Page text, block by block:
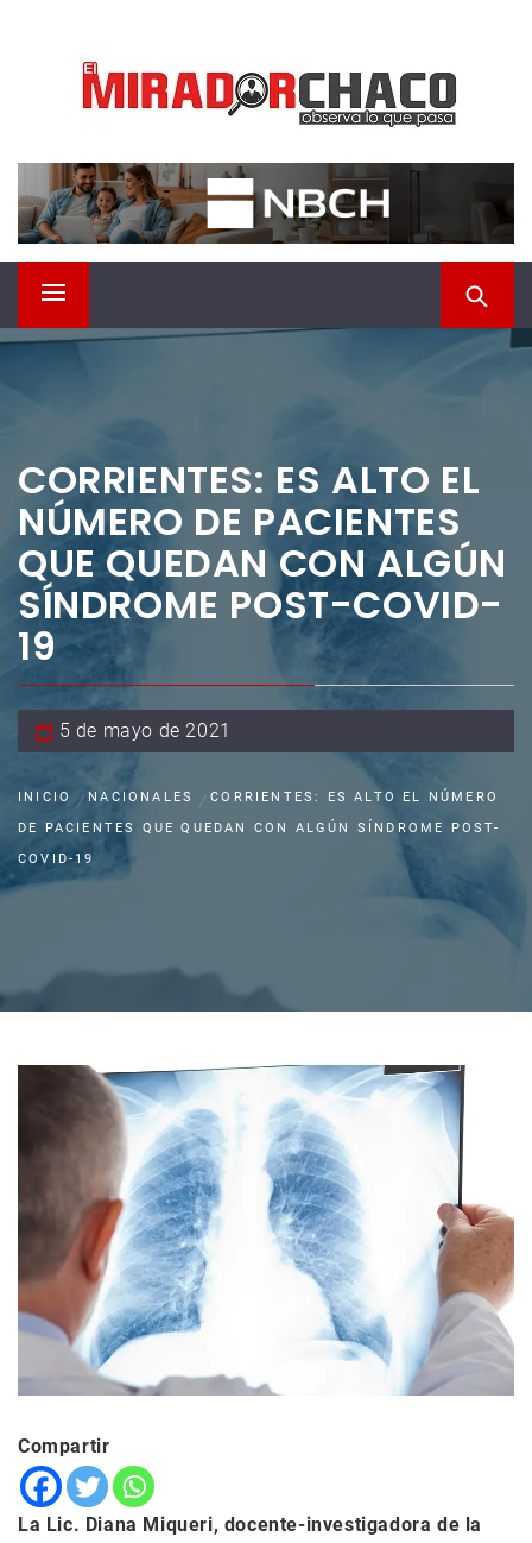
contenido
EL MIRADOR CHACO
Observá lo que pasa
Menú
principal
CORRIENTES: ES ALTO EL
NÚMERO DE PACIENTES
QUE QUEDAN CON ALGÚN
SÍNDROME POST-COVID-
19
5 de mayo de 2021
INICIO NACIONALES
CORRIENTES: ES ALTO EL NÚMERO
DE PACIENTES QUE QUEDAN CON ALGÚN SÍNDROME POST-
COVID-19
Compartir
La Lic. Diana Miqueri, docente-investigadora de la